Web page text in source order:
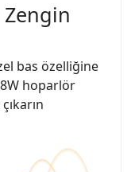
bas özelliğine
hoparlör